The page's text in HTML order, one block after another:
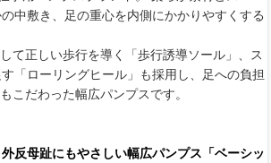
中敷き、足の重心を内側にかかりやすくする
て正しい歩行を導く「歩行誘導ソール」、ス
「ローリングヒール」も採用し、足への負担
こだわった幅広パンプスです。
反母趾にもやさしい幅広パンプス「ベーシッ